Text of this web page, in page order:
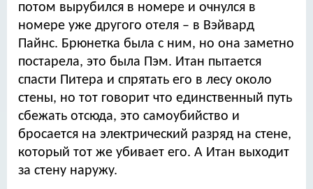
потом вырубился в номере и очнулся в
номере уже другого отеля – в Вэйвард
Пайнс. Брюнетка была с ним, но она заметно
постарела, это была Пэм. Итан пытается
спасти Питера и спрятать его в лесу около
стены, но тот говорит что единственный путь
сбежать отсюда, это самоубийство и
бросается на электрический разряд на стене,
который тот же убивает его. А Итан выходит
за стену наружу.